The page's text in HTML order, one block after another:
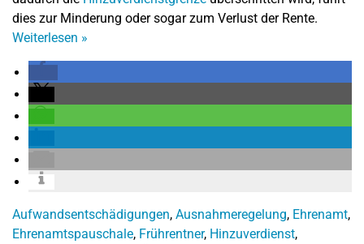
dies zur Minderung oder sogar zum Verlust der Rente.
Weiterlesen »
Aufwandsentschädigungen, Ausnahmeregelung, Ehrenamt,
Ehrenamtspauschale, Frührentner, Hinzuverdienst,